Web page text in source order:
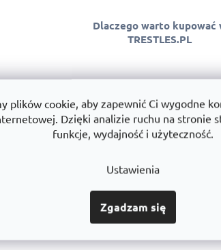
plików cookie, aby zapewnić Ci wygodne
Dzięki analizie ruchu na stronie
funkcje, wydajność i użyteczność.
Ustawienia
Zgadzam się
Dlaczego warto kupować
TRESTLES.PL
jakości
jakość
Montaż
Montujemy regały w całej Polsce.